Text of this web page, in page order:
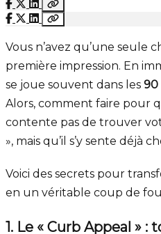
Vous n’avez qu’une seule
première impression. En
se joue souvent dans les 90
Alors, comment faire pour
contente pas de trouver
», mais qu’il s’y sente déjà
Voici des secrets pour
en un véritable coup de
1. Le « Curb Appeal »